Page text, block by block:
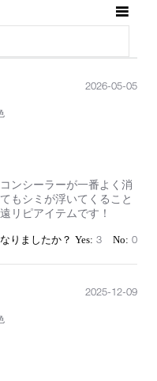
ンシーラーが一番よく消
もシミが浮いてくること
リピアイテムです！
2026-05-05
3 0
2025-12-09